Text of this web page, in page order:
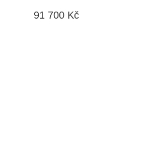
91 700 Kč